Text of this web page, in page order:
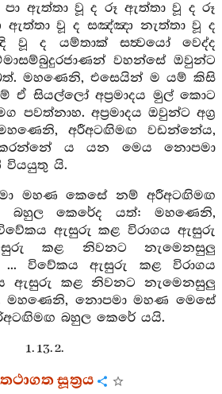
ඇත්තා වූ ද රූ ඇත්තා වූ ද රූ
ඇත්තා වූ ද සඤ්ඤා නැත්තා වූ ද
වූ ද යම්තාක් සත්‍වයෝ වෙද්ද
වහන්සේ ඔවුන්ට
මහණෙනි, එසෙයින් ම යම් කිසි
ඒ සියල්ලෝ අප්‍රමාදය මුල් කොට
පවත්නාහ. අප්‍රමාදය ඔවුන්ට අග්‍ර
අරීඅටඟිමඟ වඩන්නේය,
ය යන මෙය නොපමා
වියයුතු යි.
මහණ කෙසේ නම් අරීඅටඟිමඟ
බහුල කෙරේද යත්: මහණෙනි,
ඇසුරු කළ විරාගය ඇසුරු
කළ නිවනට නැමෙනසුලු
... විවේකය ඇසුරු කළ විරාගය
ඇසුරු කළ නිවනට නැමෙනසුලු
මහණෙනි, නොපමා මහණ මෙසේ
බහුල කෙරේ යයි.
1. 13. 2.
සූත්‍රය